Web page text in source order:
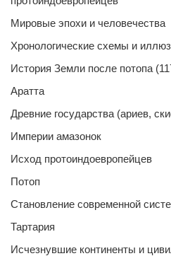
Мировые эпохи и человечества
Хронологические схемы и
История Земли после потопа
Аратта
Древние государства (ариев,
Империи амазонок
Исход протоиндоевропейцев
Потоп
Становление современной
Тартария
Исчезнувшие континенты и